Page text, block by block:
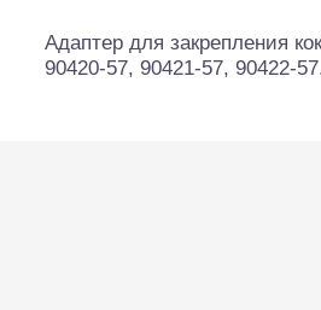
питания
Адаптер для закрепления
90420-57, 90421-57, 90422-